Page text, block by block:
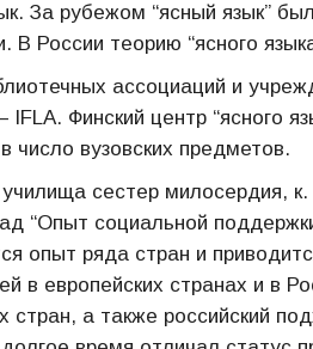
За рубежом “ясный язык”
России теорию “ясного
ассоциаций и
Финский центр “ясного
число вузовских предметов.
сестер милосердия, к.
“Опыт социальной
опыт ряда стран и
в европейских странах и в
а также российский